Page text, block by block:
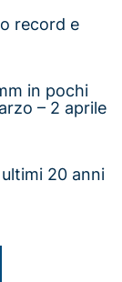
record e
in pochi
– 2 aprile
20 anni